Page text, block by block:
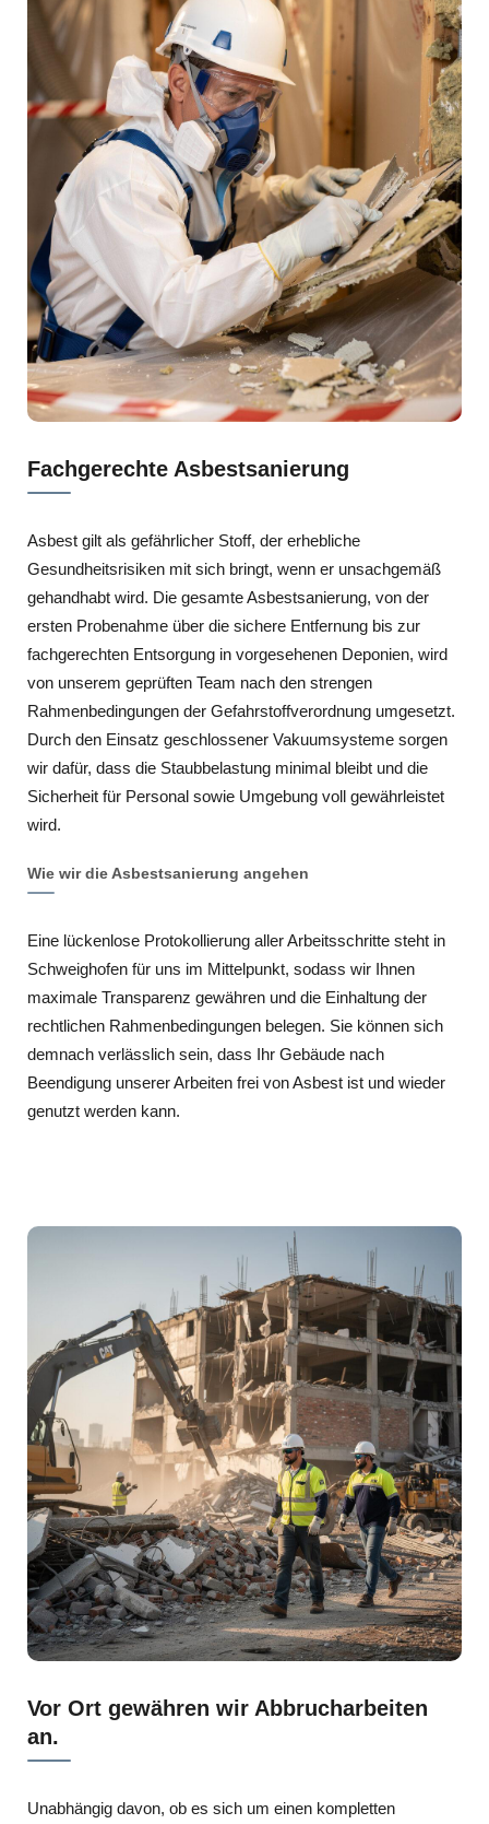
Fachgerechte Asbestsanierung
Asbest gilt als gefährlicher Stoff, der erhebliche
Gesundheitsrisiken mit sich bringt, wenn er unsachgemäß
gehandhabt wird. Die gesamte Asbestsanierung, von der
ersten Probenahme über die sichere Entfernung bis zur
fachgerechten Entsorgung in vorgesehenen Deponien, wird
von unserem geprüften Team nach den strengen
Rahmenbedingungen der Gefahrstoffverordnung umgesetzt.
Durch den Einsatz geschlossener Vakuumsysteme sorgen
wir dafür, dass die Staubbelastung minimal bleibt und die
Sicherheit für Personal sowie Umgebung voll gewährleistet
wird.
Wie wir die Asbestsanierung angehen
Eine lückenlose Protokollierung aller Arbeitsschritte steht in
Schweighofen für uns im Mittelpunkt, sodass wir Ihnen
maximale Transparenz gewähren und die Einhaltung der
rechtlichen Rahmenbedingungen belegen. Sie können sich
demnach verlässlich sein, dass Ihr Gebäude nach
Beendigung unserer Arbeiten frei von Asbest ist und wieder
genutzt werden kann.
Vor Ort gewähren wir Abbrucharbeiten
an.
Unabhängig davon, ob es sich um einen kompletten